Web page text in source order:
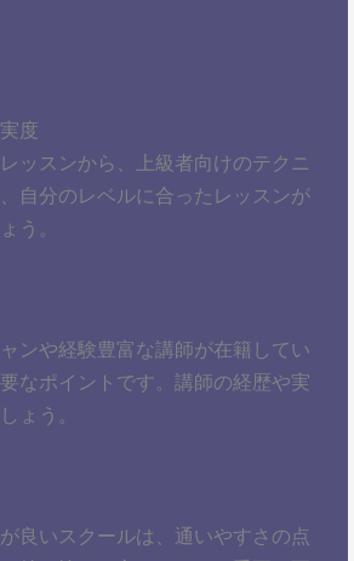
度
ッスンから、上級者向けのテクニ
自分のレベルに合ったレッスンが
う。
ンや経験豊富な講師が在籍してい
なポイントです。講師の経歴や実
ょう。
良いスクールは、通いやすさの点